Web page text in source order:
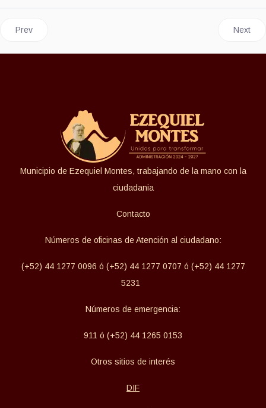
Previous article: PENSIÓN PARA EL BIENESTAR DE LAS
Prev Next
Next
Municipio de Ezequiel Montes, trabajando de la mano con la
ciudadania
Contacto
Números de oficinas de Atención al ciudadano:
(+52) 44 1277 0096 ó (+52) 44 1277 0707 ó (+52) 44 1277
5231
Números de emergencia:
911 ó (+52) 44 1265 0153
Otros sitios de interés
DIF